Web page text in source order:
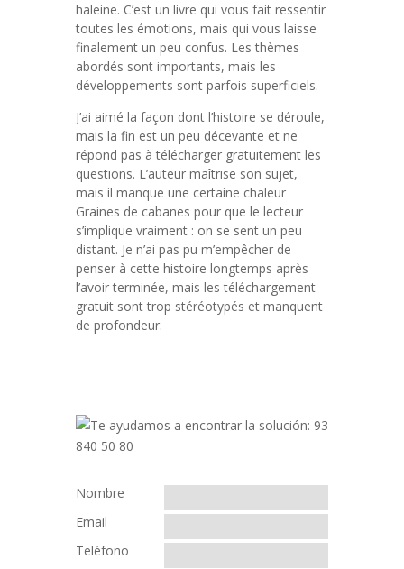
haleine. C’est un livre qui vous fait ressentir
toutes les émotions, mais qui vous laisse
finalement un peu confus. Les thèmes
abordés sont importants, mais les
développements sont parfois superficiels.
J’ai aimé la façon dont l’histoire se déroule,
mais la fin est un peu décevante et ne
répond pas à télécharger gratuitement les
questions. L’auteur maîtrise son sujet,
mais il manque une certaine chaleur
Graines de cabanes pour que le lecteur
s’implique vraiment : on se sent un peu
distant. Je n’ai pas pu m’empêcher de
penser à cette histoire longtemps après
l’avoir terminée, mais les téléchargement
gratuit sont trop stéréotypés et manquent
de profondeur.
Nombre
Email
Teléfono